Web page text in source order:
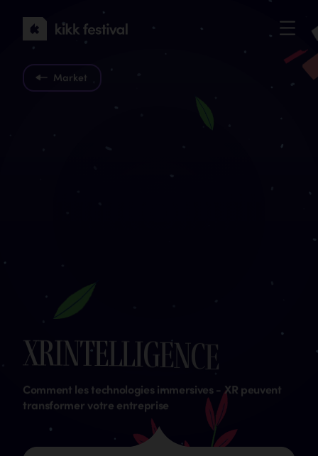
KIKK
Festival
2022
Market
xrintelligence
Comment les technologies immersives - XR peuvent
transformer votre entreprise